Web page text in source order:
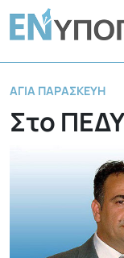
ΑΓΊΑ ΠΑΡΑΣΚΕΥΉ
Στο